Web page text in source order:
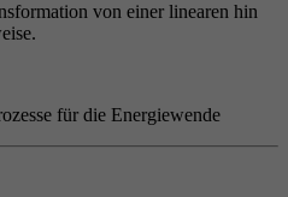
von einer linearen hin
für die Energiewende